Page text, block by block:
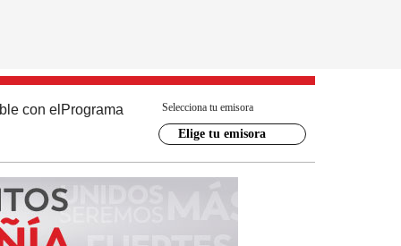
con el Programa Selecciona tu emisora
Elige tu emisora